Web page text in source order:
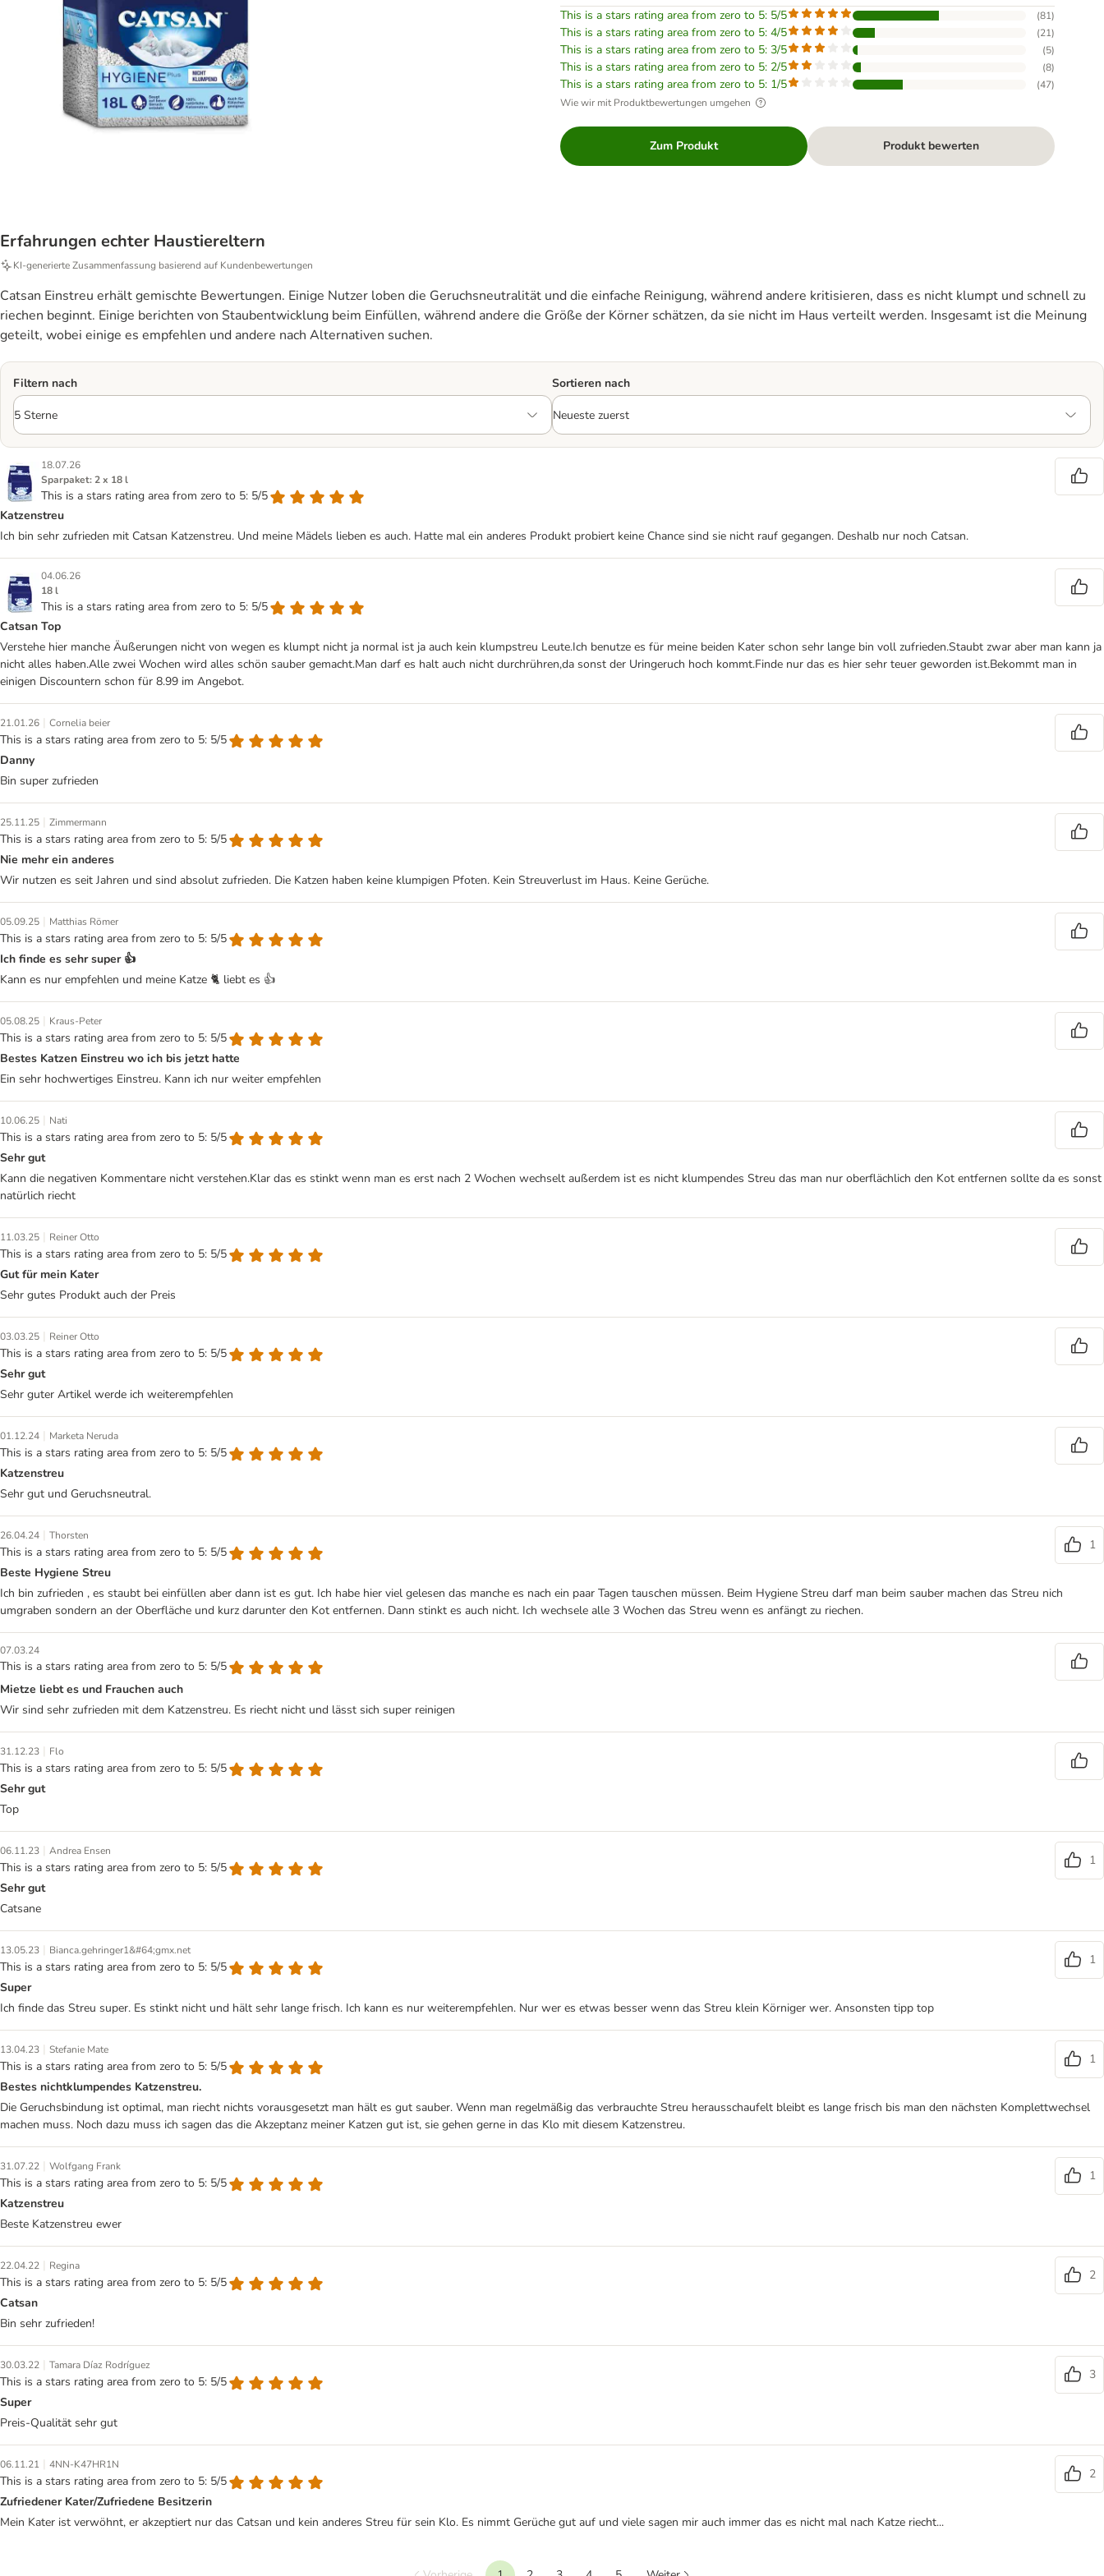
This is a stars rating area from zero to 5: 5/5
(81)
This is a stars rating area from zero to 5: 4/5 (21)
This is a stars rating area from zero to 5: 3/5 (5)
This is a stars rating area from zero to 5: 2/5 (8)
This is a stars rating area from zero to 5: 1/5 (47)
Wie wir mit Produktbewertungen umgehen
Zum Produkt Produkt bewerten
Erfahrungen echter Haustiereltern
KI‑generierte Zusammenfassung basierend auf Kundenbewertungen
Catsan Einstreu erhält gemischte Bewertungen. Einige Nutzer loben die Geruchsneutralität und die einfache Reinigung, während andere kritisieren, dass es nicht klumpt und schnell zu
riechen beginnt. Einige berichten von Staubentwicklung beim Einfüllen, während andere die Größe der Körner schätzen, da sie nicht im Haus verteilt werden. Insgesamt ist die Meinung
geteilt, wobei einige es empfehlen und andere nach Alternativen suchen.
Filtern nach Sortieren nach
18.07.26
Sparpaket: 2 x 18 l
This is a stars rating area from zero to 5: 5/5
Katzenstreu
Ich bin sehr zufrieden mit Catsan Katzenstreu. Und meine Mädels lieben es auch. Hatte mal ein anderes Produkt probiert keine Chance sind sie nicht rauf gegangen. Deshalb nur noch Catsan.
04.06.26
18 l
This is a stars rating area from zero to 5: 5/5
Catsan Top
Verstehe hier manche Äußerungen nicht von wegen es klumpt nicht ja normal ist ja auch kein klumpstreu Leute.Ich benutze es für meine beiden Kater schon sehr lange bin voll zufrieden.Staubt zwar aber man kann ja
nicht alles haben.Alle zwei Wochen wird alles schön sauber gemacht.Man darf es halt auch nicht durchrühren,da sonst der Uringeruch hoch kommt.Finde nur das es hier sehr teuer geworden ist.Bekommt man in
einigen Discountern schon für 8.99 im Angebot.
21.01.26 | Cornelia beier
This is a stars rating area from zero to 5: 5/5
Danny
Bin super zufrieden
25.11.25 | Zimmermann
This is a stars rating area from zero to 5: 5/5
Nie mehr ein anderes
Wir nutzen es seit Jahren und sind absolut zufrieden. Die Katzen haben keine klumpigen Pfoten. Kein Streuverlust im Haus. Keine Gerüche.
05.09.25 | Matthias Römer
This is a stars rating area from zero to 5: 5/5
Ich finde es sehr super 👍
Kann es nur empfehlen und meine Katze 🐈 liebt es 👍
05.08.25 | Kraus-Peter
This is a stars rating area from zero to 5: 5/5
Bestes Katzen Einstreu wo ich bis jetzt hatte
Ein sehr hochwertiges Einstreu. Kann ich nur weiter empfehlen
10.06.25 | Nati
This is a stars rating area from zero to 5: 5/5
Sehr gut
Kann die negativen Kommentare nicht verstehen.Klar das es stinkt wenn man es erst nach 2 Wochen wechselt außerdem ist es nicht klumpendes Streu das man nur oberflächlich den Kot entfernen sollte da es sonst
natürlich riecht
11.03.25 | Reiner Otto
This is a stars rating area from zero to 5: 5/5
Gut für mein Kater
Sehr gutes Produkt auch der Preis
03.03.25 | Reiner Otto
This is a stars rating area from zero to 5: 5/5
Sehr gut
Sehr guter Artikel werde ich weiterempfehlen
01.12.24 | Marketa Neruda
This is a stars rating area from zero to 5: 5/5
Katzenstreu
Sehr gut und Geruchsneutral.
26.04.24 | Thorsten
This is a stars rating area from zero to 5: 5/5
1
Beste Hygiene Streu
Ich bin zufrieden , es staubt bei einfüllen aber dann ist es gut. Ich habe hier viel gelesen das manche es nach ein paar Tagen tauschen müssen. Beim Hygiene Streu darf man beim sauber machen das Streu nich
umgraben sondern an der Oberfläche und kurz darunter den Kot entfernen. Dann stinkt es auch nicht. Ich wechsele alle 3 Wochen das Streu wenn es anfängt zu riechen.
07.03.24
This is a stars rating area from zero to 5: 5/5
Mietze liebt es und Frauchen auch
Wir sind sehr zufrieden mit dem Katzenstreu. Es riecht nicht und lässt sich super reinigen
31.12.23 | Flo
This is a stars rating area from zero to 5: 5/5
Sehr gut
Top
06.11.23 | Andrea Ensen
This is a stars rating area from zero to 5: 5/5
1
Sehr gut
Catsane
13.05.23 | Bianca.gehringer1&#64;gmx.net
This is a stars rating area from zero to 5: 5/5
1
Super
Ich finde das Streu super. Es stinkt nicht und hält sehr lange frisch. Ich kann es nur weiterempfehlen. Nur wer es etwas besser wenn das Streu klein Körniger wer. Ansonsten tipp top
13.04.23 | Stefanie Mate
This is a stars rating area from zero to 5: 5/5
1
Bestes nichtklumpendes Katzenstreu.
Die Geruchsbindung ist optimal, man riecht nichts vorausgesetzt man hält es gut sauber. Wenn man regelmäßig das verbrauchte Streu herausschaufelt bleibt es lange frisch bis man den nächsten Komplettwechsel
machen muss. Noch dazu muss ich sagen das die Akzeptanz meiner Katzen gut ist, sie gehen gerne in das Klo mit diesem Katzenstreu.
31.07.22 | Wolfgang Frank
This is a stars rating area from zero to 5: 5/5
1
Katzenstreu
Beste Katzenstreu ewer
22.04.22 | Regina
This is a stars rating area from zero to 5: 5/5
2
Catsan
Bin sehr zufrieden!
30.03.22 | Tamara Díaz Rodríguez
This is a stars rating area from zero to 5: 5/5
3
Super
Preis-Qualität sehr gut
06.11.21 | 4NN-K47HR1N
This is a stars rating area from zero to 5: 5/5
2
Zufriedener Kater/Zufriedene Besitzerin
Mein Kater ist verwöhnt, er akzeptiert nur das Catsan und kein anderes Streu für sein Klo. Es nimmt Gerüche gut auf und viele sagen mir auch immer das es nicht mal nach Katze riecht...